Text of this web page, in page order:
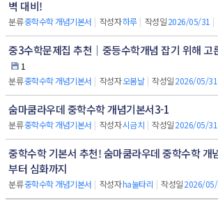
벽 대비!
분류중학수학 개념기본서 | 작성자하루 | 작성일2026/05/31 |
중3수학문제집 추천｜중등수학개념 잡기 위해 고
1
분류중학수학 개념기본서 | 작성자오봄날 | 작성일2026/05/31
숨마쿰라우데 중학수학 개념기본서3-1
분류중학수학 개념기본서 | 작성자시금치 | 작성일2026/05/31
중학수학 기본서 추천! 숨마쿰라우데 중학수학 개
부터 심화까지
분류중학수학 개념기본서 | 작성자ha눌타리 | 작성일2026/